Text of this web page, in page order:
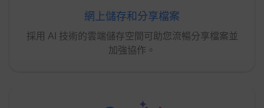
My HKT網上儲存和分享檔案
採用 AI 技術的雲端儲存空間可助您流暢分享檔案並
加強協作。